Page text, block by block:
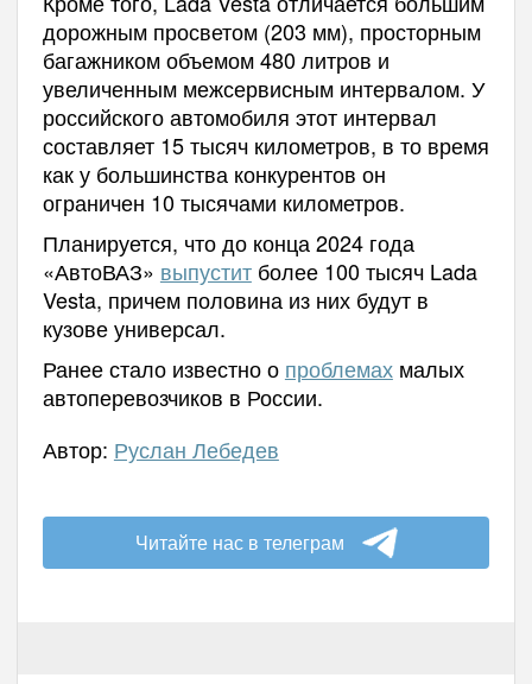
дорожным просветом (203 мм), просторным
багажником объемом 480 литров и
увеличенным межсервисным интервалом. У
российского автомобиля этот интервал
составляет 15 тысяч километров, в то время
как у большинства конкурентов он
ограничен 10 тысячами километров.
Планируется, что до конца 2024 года
«АвтоВАЗ» выпуститболее 100 тысяч Lada
Vesta, причем половина из них будут в
кузове универсал.
Ранее стало известно о проблемахмалых
автоперевозчиков в России.
Автор: Руслан Лебедев
Читайте нас в телеграм